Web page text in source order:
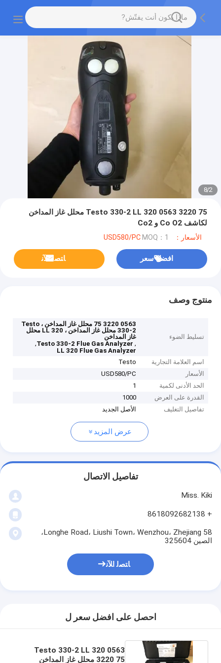
2
/
8
Testo 330-2 LL 320 0563 3220 75 محلل غاز المداخن
لكاشف Co O2 و Co2
الأسعار：USD580/PC MOQ：1
افضل سعر ﺎﺘﺼﻟ ﺍﻶﻧ
منتوج وصف
تسليط الضوء
0563 3220 75 محلل غاز المداخن ، Testo
330-2 محلل غاز المداخن ، LL 320 محلل
غاز المداخن
,
Testo 330-2 Flue Gas Analyzer
,
LL 320 Flue Gas Analyzer
اسم العلامة التجارية
Testo
الأسعار
USD580/PC
الحد الأدنى لكمية
1
القدرة على العرض
1000
تفاصيل التغليف
الأصل الجديد
عرض المزيد
تفاصيل الاتصال
Miss. Kiki
+ 8618092682138
58 Longhe Road، Liushi Town، Wenzhou، Zhejiang،
الصين 325604
ﺎﺘﺼﻟ ﺍﻶﻧ
احصل على افضل سعر ل
Testo 330-2 LL 320 0563
3220 75 محلل غاز المداخن